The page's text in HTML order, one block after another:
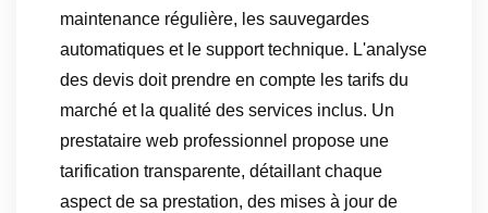
maintenance régulière, les sauvegardes
automatiques et le support technique. L'analyse
des devis doit prendre en compte les tarifs du
marché et la qualité des services inclus. Un
prestataire web professionnel propose une
tarification transparente, détaillant chaque
aspect de sa prestation, des mises à jour de